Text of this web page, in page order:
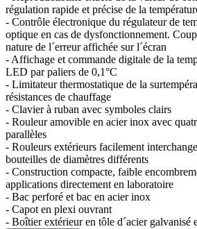
régulation rapide et précise de la
- Contrôle électronique du régulateur de
optique en cas de dysfonctionnement.
nature de l´erreur affichée sur l´écran
- Affichage et commande digitale de la
LED par paliers de 0,1°C
- Limitateur thermostatique de la
résistances de chauffage
- Clavier à ruban avec symboles clairs
- Rouleur amovible en acier inox avec
parallèles
- Rouleurs extérieurs facilement
bouteilles de diamètres différents
- Construction compacte, faible
applications directement en laboratoire
- Bac perforé et bac en acier inox
- Capot en plexi ouvrant
- Boîtier extérieur en tôle d´acier galvanisé